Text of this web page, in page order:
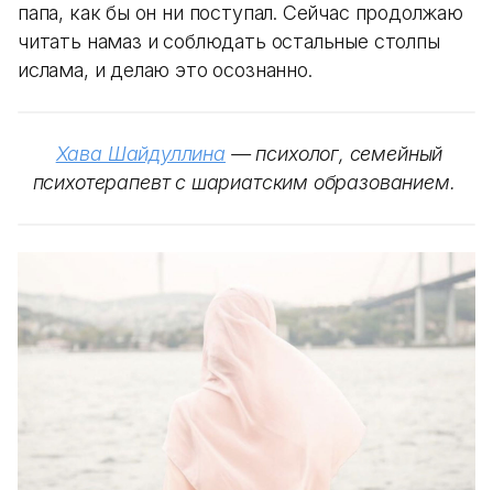
папа, как бы он ни поступал. Сейчас продолжаю
читать намаз и соблюдать остальные столпы
ислама, и делаю это осознанно.
Хава Шайдуллина — психолог, семейный
психотерапевт с шариатским образованием.